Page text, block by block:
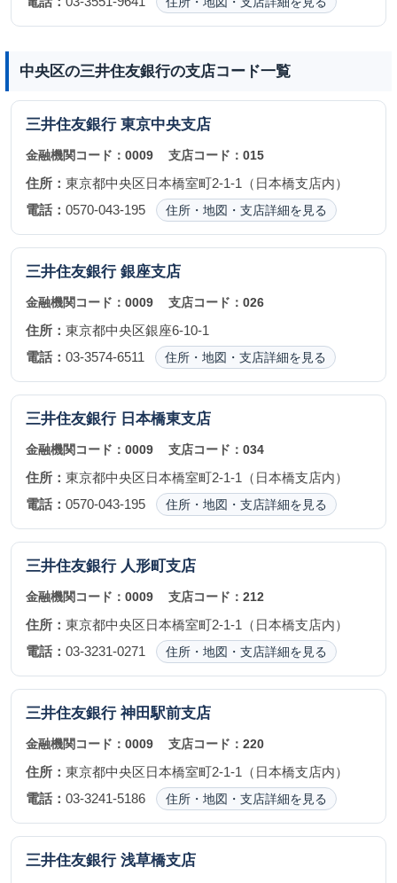
中央区の三井住友銀行の支店コード一覧
三井住友銀行 東京中央支店
金融機関コード： 0009 支店コード：015
住所： 東京都中央区日本橋室町2-1-1（日本橋支店内）
電話： 0570-043-195 住所・地図・支店詳細を見る
三井住友銀行 銀座支店
金融機関コード： 0009 支店コード：026
住所： 東京都中央区銀座6-10-1
電話： 03-3574-6511 住所・地図・支店詳細を見る
三井住友銀行 日本橋東支店
金融機関コード： 0009 支店コード：034
住所： 東京都中央区日本橋室町2-1-1（日本橋支店内）
電話： 0570-043-195 住所・地図・支店詳細を見る
三井住友銀行 人形町支店
金融機関コード： 0009 支店コード：212
住所： 東京都中央区日本橋室町2-1-1（日本橋支店内）
電話： 03-3231-0271 住所・地図・支店詳細を見る
三井住友銀行 神田駅前支店
金融機関コード： 0009 支店コード：220
住所： 東京都中央区日本橋室町2-1-1（日本橋支店内）
電話： 03-3241-5186 住所・地図・支店詳細を見る
三井住友銀行 浅草橋支店